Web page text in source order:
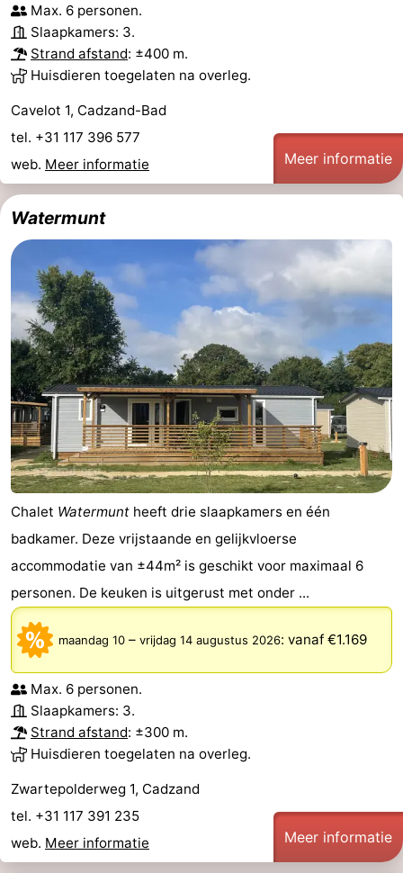
Max. 6 personen.
Slaapkamers: 3.
Strand afstand: ±400 m.
Huisdieren toegelaten na overleg.
Cavelot 1, Cadzand-Bad
tel. +31 117 396 577
web. Meer informatie Meer informatie
Watermunt
Chalet Watermunt heeft drie slaapkamers en één
badkamer. Deze vrijstaande en gelijkvloerse
accommodatie van ±44m² is geschikt voor maximaal 6
personen. De keuken is uitgerust met onder ...
maandag 10 – vrijdag 14 augustus 2026: vanaf €1.169
Max. 6 personen.
Slaapkamers: 3.
Strand afstand: ±300 m.
Huisdieren toegelaten na overleg.
Zwartepolderweg 1, Cadzand
tel. +31 117 391 235
web. Meer informatie Meer informatie